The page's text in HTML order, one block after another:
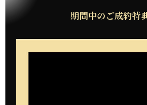
期間中のご成約特